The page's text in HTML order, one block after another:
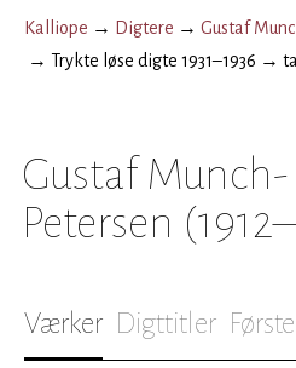
Kalliope → Digtere → Gustaf
→ Trykte løse digte 1931–1936 →
Gustaf Munch-
Petersen
Værker Digttitler